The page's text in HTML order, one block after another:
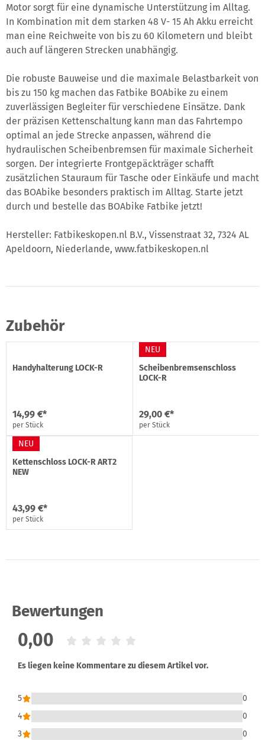
Motor sorgt für eine dynamische Unterstützung im Alltag.
In Kombination mit dem starken 48 V- 15 Ah Akku erreicht
man eine Reichweite von bis zu 60 Kilometern und bleibt
auch auf längeren Strecken unabhängig.
Die robuste Bauweise und die maximale Belastbarkeit von
bis zu 150 kg machen das Fatbike BOAbike zu einem
zuverlässigen Begleiter für verschiedene Einsätze. Dank
der präzisen Kettenschaltung kann man das Fahrtempo
optimal an jede Strecke anpassen, während die
hydraulischen Scheibenbremsen für maximale Sicherheit
sorgen. Der integrierte Frontgepäckträger schafft
zusätzlichen Stauraum für Tasche oder Einkäufe und macht
das BOAbike besonders praktisch im Alltag. Starte jetzt
durch und bestelle das BOAbike Fatbike jetzt!
Hersteller: Fatbikeskopen.nl B.V., Vissenstraat 32, 7324 AL
Apeldoorn, Niederlande, www.fatbikeskopen.nl
Zubehör
Handyhalterung LOCK-R
14,99 €*
per Stück
NEU
Scheibenbremsenschloss
LOCK-R
29,00 €*
per Stück
NEU
Kettenschloss LOCK-R ART2
NEW
43,99 €*
per Stück
Bewertungen
0,00
Es liegen keine Kommentare zu diesem Artikel vor.
5
0
4
0
3
0